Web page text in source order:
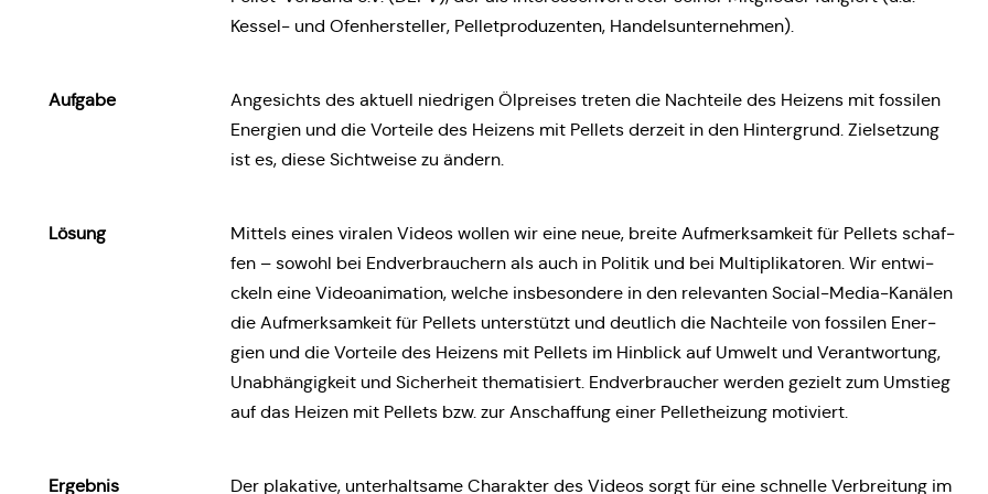
Kessel- und Ofen­her­stel­ler, Pel­let­pro­du­zen­ten, Handelsunternehmen).
Aufgabe
Ange­sichts des aktuell nied­ri­gen Ölprei­ses treten die Nach­tei­le des Heizens mit fos­si­len
Ener­gien und die Vor­tei­le des Heizens mit Pellets derzeit in den Hin­ter­grund. Ziel­set­zung
ist es, diese Sicht­wei­se zu ändern.
Lösung
Mittels eines viralen Videos wollen wir eine neue, breite Auf­merk­sam­keit für Pellets schaf­
fen – sowohl bei End­ver­brau­chern als auch in Politik und bei Mul­ti­pli­ka­to­ren. Wir ent­wi­
ckeln eine Video­ani­ma­ti­on, welche ins­be­son­de­re in den rele­van­ten Social-Media-Kanälen
die Auf­merk­sam­keit für Pellets unter­stützt und deut­lich die Nach­tei­le von fos­si­len Ener­
gien und die Vor­tei­le des Heizens mit Pellets im Hin­blick auf Umwelt und Ver­ant­wor­tung,
Unab­hän­gig­keit und Sicher­heit the­ma­ti­siert. End­ver­brau­cher werden gezielt zum Umstieg
auf das Heizen mit Pellets bzw. zur Anschaf­fung einer Pel­let­hei­zung motiviert.
Ergeb­nis Der pla­ka­ti­ve, unter­halt­sa­me Cha­rak­ter des Videos sorgt für eine schnel­le Ver­brei­tung im